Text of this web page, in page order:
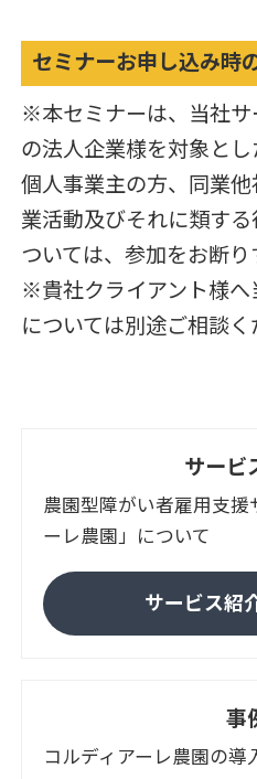
セミナーお申し込み時
※本セミナーは、当社サ
の法人企業様を対象とし
個人事業主の方、同業
業活動及びそれに類す
ついては、参加をお断り
※貴社クライアント様へ
については別途ご相談く
サービ
農園型障がい者雇用支援
ーレ農園」について
サービス紹
事
コルディアーレ農園の導